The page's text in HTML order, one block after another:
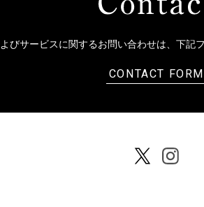
びサービスに関するお問い合わせは、 下記
CONTACT FORM